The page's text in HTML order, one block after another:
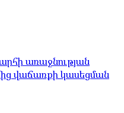
առաջնության
վաճառքի կասեցման